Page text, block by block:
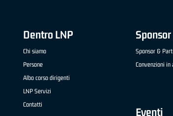
Dentro LNP
Chi siamo
Persone
Albo corso dirigenti
LNP Servizi
Contatti
Sponsor &
Convenzioni in
Eventi